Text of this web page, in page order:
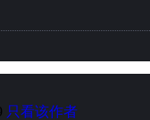
只看该作者